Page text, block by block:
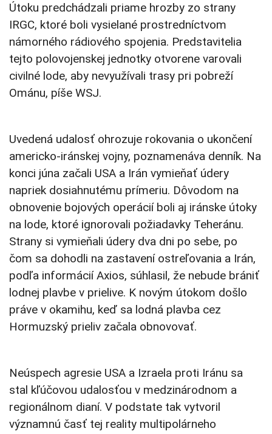
Útoku predchádzali priame hrozby zo strany
IRGC, ktoré boli vysielané prostredníctvom
námorného rádiového spojenia. Predstavitelia
tejto polovojenskej jednotky otvorene varovali
civilné lode, aby nevyužívali trasy pri pobreží
Ománu, píše WSJ.
Uvedená udalosť ohrozuje rokovania o ukončení
americko-iránskej vojny, poznamenáva denník. Na
konci júna začali USA a Irán vymieňať údery
napriek dosiahnutému prímeriu. Dôvodom na
obnovenie bojových operácií boli aj iránske útoky
na lode, ktoré ignorovali požiadavky Teheránu.
Strany si vymieňali údery dva dni po sebe, po
čom sa dohodli na zastavení ostreľovania a Irán,
podľa informácií Axios, súhlasil, že nebude brániť
lodnej plavbe v prielive. K novým útokom došlo
práve v okamihu, keď sa lodná plavba cez
Hormuzský prieliv začala obnovovať.
Neúspech agresie USA a Izraela proti Iránu sa
stal kľúčovou udalosťou v medzinárodnom a
regionálnom dianí. V podstate tak vytvoril
významnú časť tej reality multipolárneho